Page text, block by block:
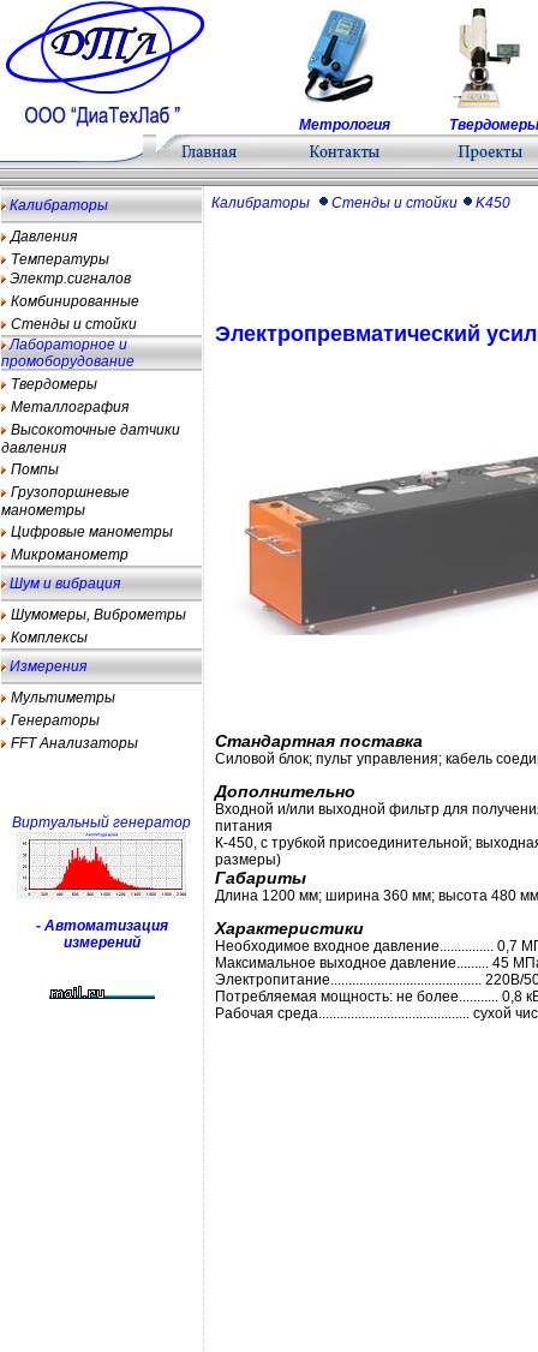
Метрология Твердомеры
Калибраторы
Давления
Температуры
Электр.сигналов
Комбинированные
Стенды и стойки
Лабораторное и
промоборудование
Твердомеры
Металлография
Высокоточные датчики
давления
Помпы
Грузопоршневые
манометры
Цифровые манометры
Микроманометр
Шум и вибрация
Шумомеры, Виброметры
Комплексы
Измерения
Мультиметры
Генераторы
FFT Анализаторы
Виртуальный генератор
- Автоматизация
измерений
Калибраторы Стенды и стойки K450
Электропревматический
Стандартная поставка
Силовой блок; пульт управления; кабель
Дополнительно
Входной и/или выходной фильтр для
питания
К-450, с трубкой присоединительной;
размеры)
Габариты
Длина 1200 мм; ширина 360 мм; высота 480
Характеристики
Необходимое входное давление............... 0,7
Максимальное выходное давление......... 45
Электропитание.......................................... 220В/
Потребляемая мощность: не более........... 0,8
Рабочая среда.......................................... сухой